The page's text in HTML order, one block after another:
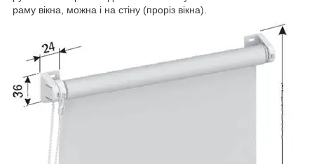
раму вікна, можна і на стіну (проріз вікна).